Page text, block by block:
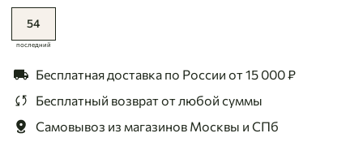
54
последний
Бесплатная доставка по России от 15 000 ₽
Бесплатный возвратот любой суммы
Самовывоз из магазинов Москвы и СПб